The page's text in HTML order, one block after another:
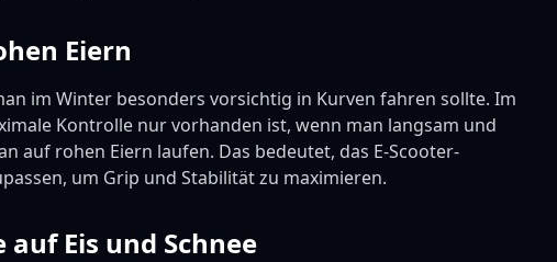
Eiern
im Winter besonders vorsichtig in Kurven fahren sollte. Im
Kontrolle nur vorhanden ist, wenn man langsam und
auf rohen Eiern laufen. Das bedeutet, das E-Scooter-
um Grip und Stabilität zu maximieren.
Eis und Schnee